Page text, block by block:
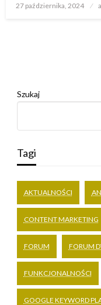
Opublikowane
27 października, 2024
Szukaj
Tagi
AKTUALNOŚCI
CONTENT MARKETING
FORUM FORUM
FUNKCJONALNOŚCI
GOOGLE KEYWORD